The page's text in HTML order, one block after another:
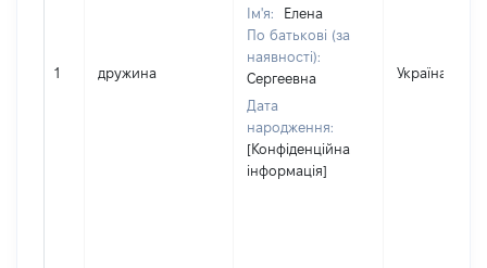
1 дружина
Ім'я:
Елена
По батькові (за
наявності):
Сергеевна
Дата
народження:
[Конфіденційна
інформація]
Україна